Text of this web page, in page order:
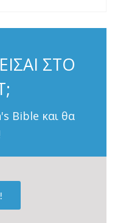
ΣΤΟ
Bible και θα